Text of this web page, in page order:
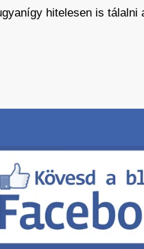
hitelesen is tálalni